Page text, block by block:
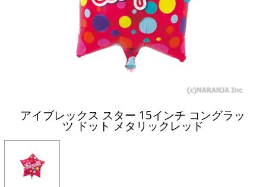
アイブレックス スター 15インチ コングラッ
ツ ドット メタリックレッド